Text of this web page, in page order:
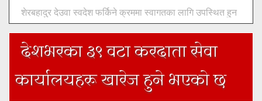
शेरबहादुर देउवा स्वदेश फर्किने क्रममा स्वागतका लागि उपस्थित हुन
नेता–कार्यकर्ताहरूलाई आह्वान
देशभरका ३९ वटा करदाता सेवा
कार्यालयहरू खारेज हुने भएको छ